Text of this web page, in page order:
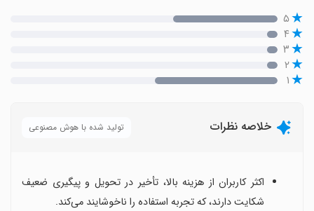
۵
۴
۳
۲
۱
خلاصه نظرات تولید شده با هوش مصنوعی
اکثر کاربران از هزینه بالا، تأخیر در تحویل و پیگیری ضعیف
شکایت دارند، که تجربه استفاده را ناخوشایند می‌کند.